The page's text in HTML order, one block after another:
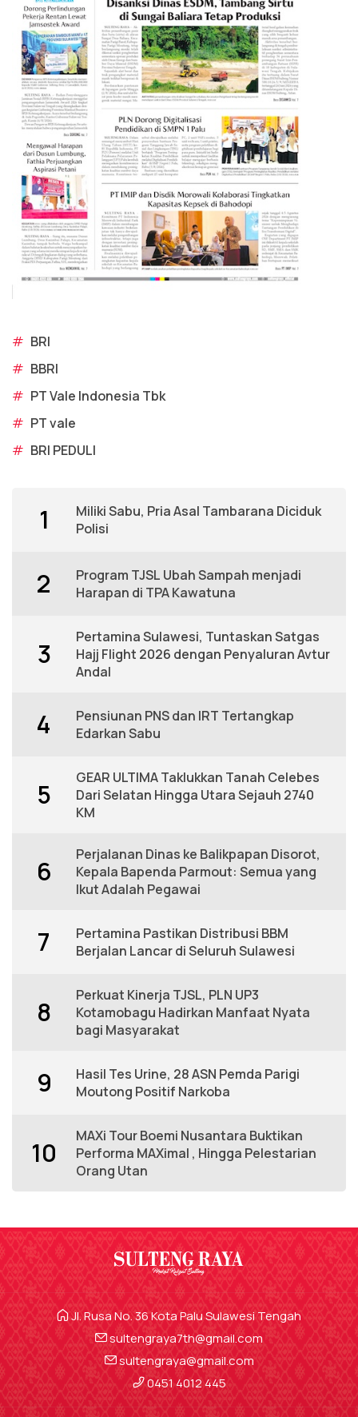
# BRI
# BBRI
# PT Vale Indonesia Tbk
# PT vale
# BRI PEDULI
1
Miliki Sabu, Pria Asal Tambarana Diciduk
Polisi
2
Program TJSL Ubah Sampah menjadi
Harapan di TPA Kawatuna
3
Pertamina Sulawesi, Tuntaskan Satgas
Hajj Flight 2026 dengan Penyaluran Avtur
Andal
4
Pensiunan PNS dan IRT Tertangkap
Edarkan Sabu
5
GEAR ULTIMA Taklukkan Tanah Celebes
Dari Selatan Hingga Utara Sejauh 2740
KM
6
Perjalanan Dinas ke Balikpapan Disorot,
Kepala Bapenda Parmout: Semua yang
Ikut Adalah Pegawai
7
Pertamina Pastikan Distribusi BBM
Berjalan Lancar di Seluruh Sulawesi
8
Perkuat Kinerja TJSL, PLN UP3
Kotamobagu Hadirkan Manfaat Nyata
bagi Masyarakat
9
Hasil Tes Urine, 28 ASN Pemda Parigi
Moutong Positif Narkoba
10
MAXi Tour Boemi Nusantara Buktikan
Performa MAXimal , Hingga Pelestarian
Orang Utan
Jl. Rusa No. 36 Kota Palu Sulawesi Tengah
sultengraya7th@gmail.com
sultengraya@gmail.com
0451 4012 445